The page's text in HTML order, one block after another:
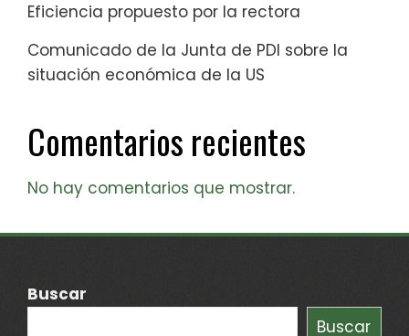
Eficiencia propuesto por la rectora
Comunicado de la Junta de PDI sobre la
situación económica de la US
Comentarios recientes
No hay comentarios que mostrar.
Buscar
Buscar